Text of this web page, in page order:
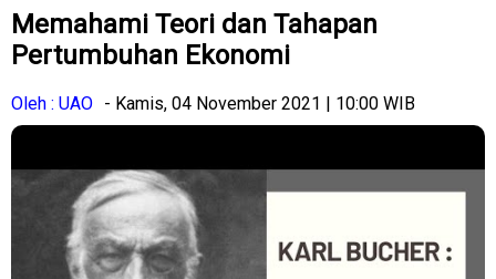
Memahami Teori dan Tahapan
Pertumbuhan Ekonomi
Oleh : UAO - Kamis, 04 November 2021 | 10:00 WIB